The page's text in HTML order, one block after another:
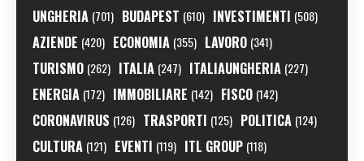
UNGHERIA (701) BUDAPEST (610) INVESTIMENTI (508)
AZIENDE (420) ECONOMIA (355) LAVORO (341)
TURISMO (262) ITALIA (247) ITALIAUNGHERIA (227)
ENERGIA (172) IMMOBILIARE (142) FISCO (142)
CORONAVIRUS (126) TRASPORTI (125) POLITICA (124)
CULTURA (121) EVENTI (119) ITL GROUP (118)